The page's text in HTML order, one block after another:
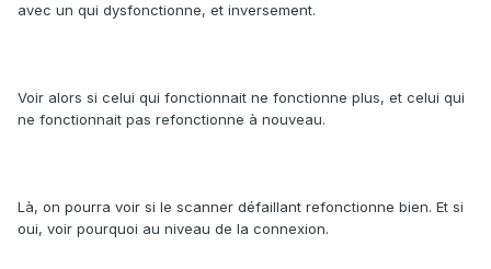
avec un qui dysfonctionne, et inversement.
Voir alors si celui qui fonctionnait ne fonctionne plus, et celui qui
ne fonctionnait pas refonctionne à nouveau.
Là, on pourra voir si le scanner défaillant refonctionne bien. Et si
oui, voir pourquoi au niveau de la connexion.